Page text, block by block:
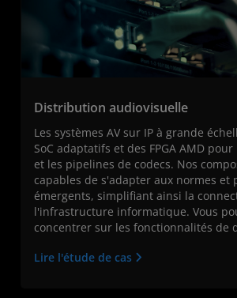
Distribution audiovisuelle
Les systèmes AV sur IP à grande
SoC adaptatifs et des FPGA AMD
et les pipelines de codecs. Nos
capables de s'adapter aux normes et
émergents, simplifiant ainsi la
l'infrastructure informatique. Vous
concentrer sur les fonctionnalités de
Lire l'étude de cas